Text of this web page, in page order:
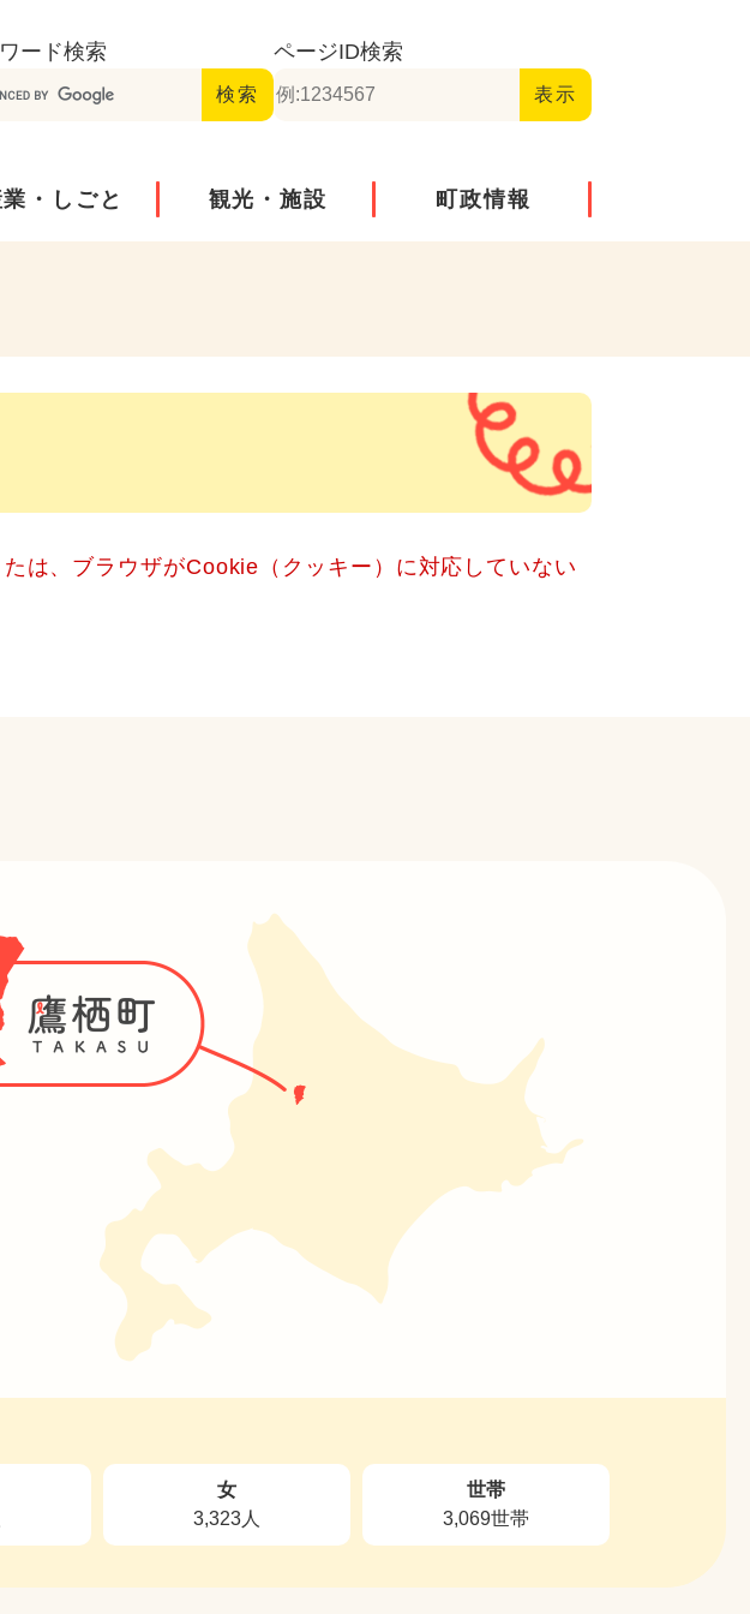
ード検索 ページID検索
業・しごと 観光・施設 町政情報
は、ブラウザがCookie（クッキー）に対応していない
女
3,323人
世帯
3,069世帯